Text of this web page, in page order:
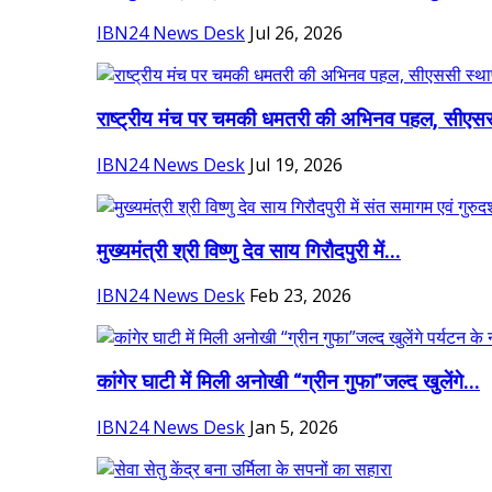
IBN24 News Desk Jul 26, 2026
राष्ट्रीय मंच पर चमकी धमतरी की अभिनव पहल,
IBN24 News Desk Jul 19, 2026
मुख्यमंत्री श्री विष्णु देव साय गिरौदपुरी में...
IBN24 News Desk Feb 23, 2026
कांगेर घाटी में मिली अनोखी “ग्रीन गुफा”जल्द खुलेंगे...
IBN24 News Desk Jan 5, 2026